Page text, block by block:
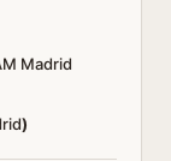
Madrid
)